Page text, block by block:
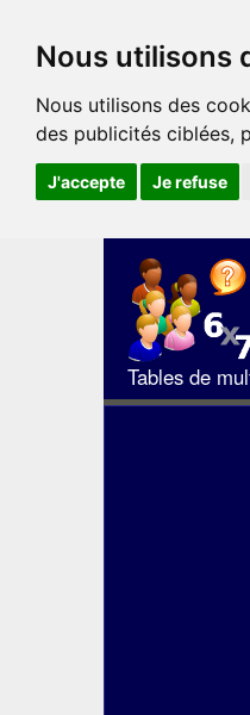
Nous utilisons
Nous utilisons des
des publicités ciblées,
J'accepte Je refuse
Tables de